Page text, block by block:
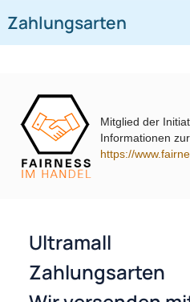
kompatibel mit Hyundai KIA
Multilead analog lose
59,95 €
passende Produkte
Bewertungen
Mitglied der
Informationen
https://